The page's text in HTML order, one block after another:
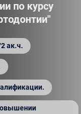
по курсу
ак.ч.